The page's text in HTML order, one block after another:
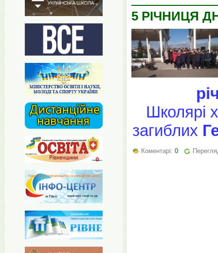
5 РІЧНИЦЯ
Школярі
загиблих
Коментарі: 0